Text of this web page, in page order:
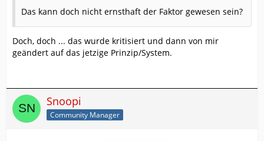
Das kann doch nicht ernsthaft der Faktor gewesen sein?
Doch, doch ... das wurde kritisiert und dann von mir
geändert auf das jetzige Prinzip/System.
Snoopi
Community Manager